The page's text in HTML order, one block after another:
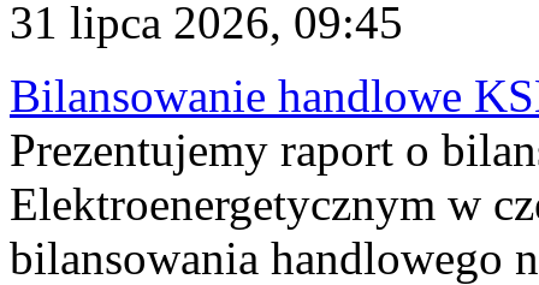
31 lipca 2026, 09:45
Bilansowanie handlowe
Prezentujemy raport o
Elektroenergetycznym w
bilansowania handlowego